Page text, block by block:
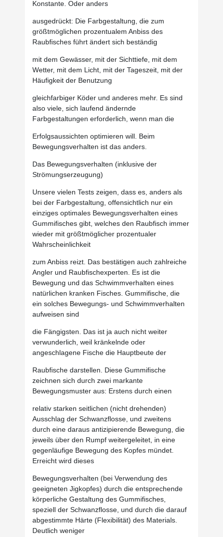
Konstante. Oder anders
ausgedrückt: Die Farbgestaltung, die zum
größtmöglichen prozentualem Anbiss des
Raubfisches führt ändert sich beständig
mit dem Gewässer, mit der Sichttiefe, mit dem
Wetter, mit dem Licht, mit der Tageszeit, mit der
Häufigkeit der Benutzung
gleichfarbiger Köder und anderes mehr. Es sind
also viele, sich laufend ändernde
Farbgestaltungen erforderlich, wenn man die
Erfolgsaussichten optimieren will. Beim
Bewegungsverhalten ist das anders.
Das Bewegungsverhalten (inklusive der
Strömungserzeugung)
Unsere vielen Tests zeigen, dass es, anders als
bei der Farbgestaltung, offensichtlich nur ein
einziges optimales Bewegungsverhalten eines
Gummifisches gibt, welches den Raubfisch immer
wieder mit größtmöglicher prozentualer
Wahrscheinlichkeit
zum Anbiss reizt. Das bestätigen auch zahlreiche
Angler und Raubfischexperten. Es ist die
Bewegung und das Schwimmverhalten eines
natürlichen kranken Fisches. Gummifische, die
ein solches Bewegungs- und Schwimmverhalten
aufweisen sind
die Fängigsten. Das ist ja auch nicht weiter
verwunderlich, weil kränkelnde oder
angeschlagene Fische die Hauptbeute der
Raubfische darstellen. Diese Gummifische
zeichnen sich durch zwei markante
Bewegungsmuster aus: Erstens durch einen
relativ starken seitlichen (nicht drehenden)
Ausschlag der Schwanzflosse, und zweitens
durch eine daraus antizipierende Bewegung, die
jeweils über den Rumpf weitergeleitet, in eine
gegenläufige Bewegung des Kopfes mündet.
Erreicht wird dieses
Bewegungsverhalten (bei Verwendung des
geeigneten Jigkopfes) durch die entsprechende
körperliche Gestaltung des Gummifisches,
speziell der Schwanzflosse, und durch die darauf
abgestimmte Härte (Flexibilität) des Materials.
Deutlich weniger